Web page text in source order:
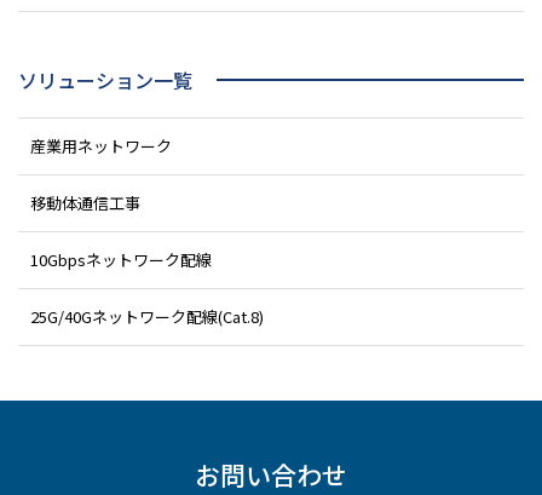
ソリューション一覧
産業用ネットワーク
移動体通信工事
10Gbpsネットワーク配線
25G/40Gネットワーク配線(Cat.8)
お問い合わせ